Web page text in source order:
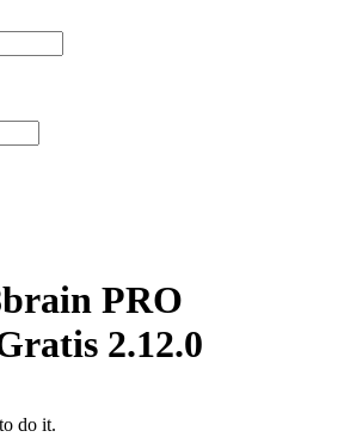
PRO
2.12.0
to do it.